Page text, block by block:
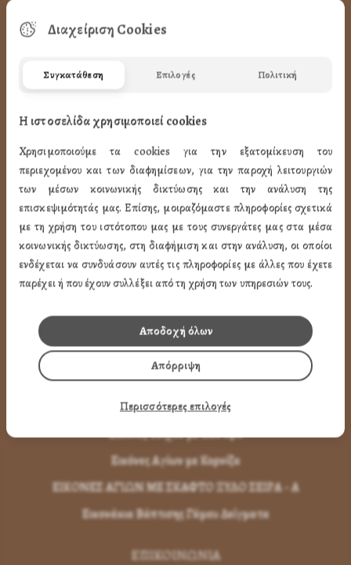
Πως Μπορώ να παραγγείλω
Μεταφορικά & Αντικαταβολή
Πως Ακυρώνω η Αλλάζω την Παραγγελία
LINK
ΤΑ ΠΡΟΪΟΝΤΑ ΜΑΣ
Εικόνες Αγίων
Εικόνες Παναγίας
Εικόνες Παραστάσεων
Μπομπονιέρες Βάπτισης
Μπρελόκ Μέ Αγίους
Εικόνες με Φύλλα Χρυσού
Εικόνες Τοίχου με Καντήλι
Εικόνες Αγίων με Κορνίζα
ΕΙΚΟΝΕΣ ΑΓΙΩΝ ΜΕ ΣΚΑΦΤΟ ΞΥΛΟ ΣΕΙΡΑ - Α
Εικονάκια Βάπτισης Γάμου Δείγματα
ΕΠΙΚΟΙΝΩΝΊΑ
Διαχείριση Cookies
Συγκατάθεση Επιλογές Πολιτική
Η ιστοσελίδα χρησιμοποιεί cookies
Χρησιμοποιούμε τα cookies για την εξατομίκευση του
περιεχομένου και των διαφημίσεων, για την παροχή λειτουργιών
των μέσων κοινωνικής δικτύωσης και την ανάλυση της
επισκεψιμότητάς μας. Επίσης, μοιραζόμαστε πληροφορίες σχετικά
με τη χρήση του ιστότοπου μας με τους συνεργάτες μας στα μέσα
κοινωνικής δικτύωσης, στη διαφήμιση και στην ανάλυση, οι οποίοι
ενδέχεται να συνδυάσουν αυτές τις πληροφορίες με άλλες που έχετε
παρέχει ή που έχουν συλλέξει από τη χρήση των υπηρεσιών τους.
Απόρριψη
Αποδοχή όλων
Περισσότερες επιλογές